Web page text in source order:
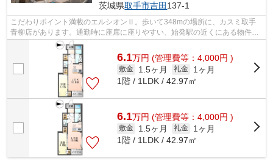
茨城県取手市吉田 137-1
こだわりポイント満載のエルシオンⅡ。歩いて348mの場所に、カスミ取手
青柳店があります。通勤時に座席に座りやすい、始発駅の近くにある物件は
いかがですか。令和5年に建設された物件...
6.1万円 (管理費等：4,000円 )
敷金 1.5ヶ月 礼金
1ヶ月
1階 / 1LDK / 42.97㎡
6.1万円 (管理費等：4,000円 )
敷金 1.5ヶ月 礼金
1ヶ月
1階 / 1LDK / 42.97㎡